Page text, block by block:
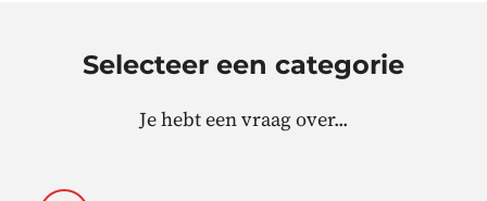
Selecteer een categorie
Je hebt een vraag over...